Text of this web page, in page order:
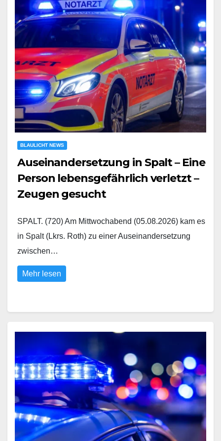
BLAULICHT NEWS
Auseinandersetzung in Spalt – Eine
Person lebensgefährlich verletzt –
Zeugen gesucht
SPALT. (720) Am Mittwochabend (05.08.2026) kam es
in Spalt (Lkrs. Roth) zu einer Auseinandersetzung
zwischen…
Mehr lesen